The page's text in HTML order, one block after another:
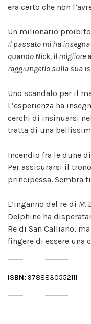
era certo che non
Un milionario
Il passato mi ha
quando Nick, il migliore
raggiungerlo sulla sua
Uno scandalo per il
L’esperienza ha
cerchi di insinuarsi
tratta di una
Incendio fra le dune di
Per assicurarsi il
principessa. Sembra
L’inganno del re di M.
Delphine ha
Re di San Calliano,
fingere di essere una
ISBN: 9788830552111